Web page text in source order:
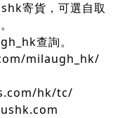
寄貨，可選自取
查詢。
milaugh_hk/
hk/tc/